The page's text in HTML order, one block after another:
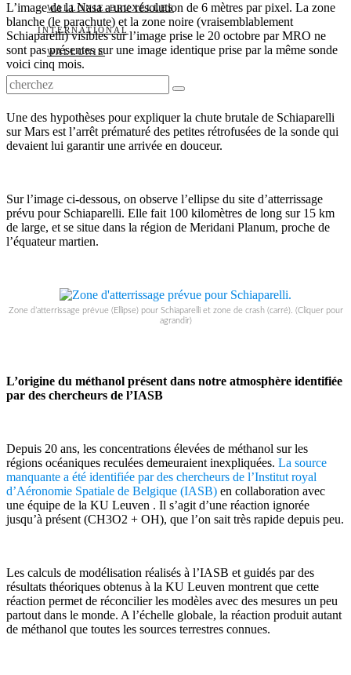
WALLONIE-BRUXELLES
INTERNATIONAL
WALLONIE
L’image de la Nasa a une résolution de 6 mètres par pixel. La zone
blanche (le parachute) et la zone noire (vraisemblablement
Schiaparelli) visibles sur l’image prise le 20 octobre par MRO ne
sont pas présentes sur une image identique prise par la même sonde
voici cinq mois.
Une des hypothèses pour expliquer la chute brutale de Schiaparelli
sur Mars est l’arrêt prématuré des petites rétrofusées de la sonde qui
devaient lui garantir une arrivée en douceur.
Sur l’image ci-dessous, on observe l’ellipse du site d’atterrissage
prévu pour Schiaparelli. Elle fait 100 kilomètres de long sur 15 km
de large, et se situe dans la région de Meridani Planum, proche de
l’équateur martien.
Zone d’atterrissage prévue (Ellipse) pour Schiaparelli et zone de crash (carré). (Cliquer pour
agrandir)
L’origine du méthanol présent dans notre atmosphère identifiée
par des chercheurs de l’IASB
Depuis 20 ans, les concentrations élevées de méthanol sur les
régions océaniques reculées demeuraient inexpliquées. La source
manquante a été identifiée par des chercheurs de l’Institut royal
d’Aéronomie Spatiale de Belgique (IASB) en collaboration avec
une équipe de la KU Leuven . Il s’agit d’une réaction ignorée
jusqu’à présent (CH3O2 + OH), que l’on sait très rapide depuis peu.
Les calculs de modélisation réalisés à l’IASB et guidés par des
résultats théoriques obtenus à la KU Leuven montrent que cette
réaction permet de réconcilier les modèles avec des mesures un peu
partout dans le monde. A l’échelle globale, la réaction produit autant
de méthanol que toutes les sources terrestres connues.